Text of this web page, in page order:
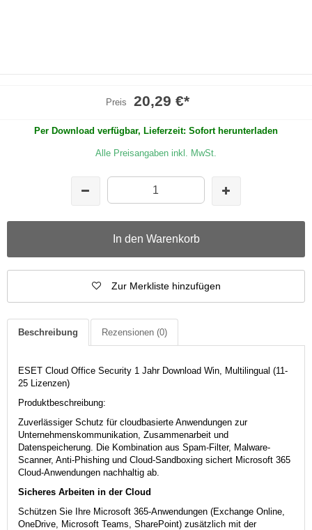
Preis 20,29 €*
Per Download verfügbar, Lieferzeit: Sofort herunterladen
Alle Preisangaben inkl. MwSt.
In den Warenkorb
Zur Merkliste hinzufügen
Beschreibung Rezensionen (0)
ESET Cloud Office Security 1 Jahr Download Win, Multilingual (11-
25 Lizenzen)
Produktbeschreibung:
Zuverlässiger Schutz für cloudbasierte Anwendungen zur
Unternehmenskommunikation, Zusammenarbeit und
Datenspeicherung. Die Kombination aus Spam-Filter, Malware-
Scanner, Anti-Phishing und Cloud-Sandboxing sichert Microsoft 365
Cloud-Anwendungen nachhaltig ab.
Sicheres Arbeiten in der Cloud
Schützen Sie Ihre Microsoft 365-Anwendungen (Exchange Online,
OneDrive, Microsoft Teams, SharePoint) zusätzlich mit der